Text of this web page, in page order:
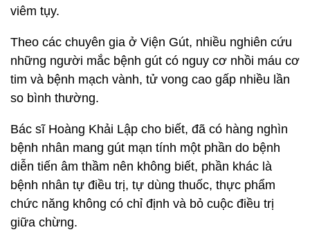
viêm tụy.
Theo các chuyên gia ở Viện Gút, nhiều nghiên cứu
những người mắc bệnh gút có nguy cơ nhồi máu cơ
tim và bệnh mạch vành, tử vong cao gấp nhiều lần
so bình thường.
Bác sĩ Hoàng Khải Lập cho biết, đã có hàng nghìn
bệnh nhân mang gút mạn tính một phần do bệnh
diễn tiến âm thầm nên không biết, phần khác là
bệnh nhân tự điều trị, tự dùng thuốc, thực phẩm
chức năng không có chỉ định và bỏ cuộc điều trị
giữa chừng.